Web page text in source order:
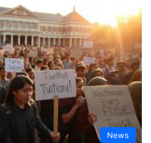
News